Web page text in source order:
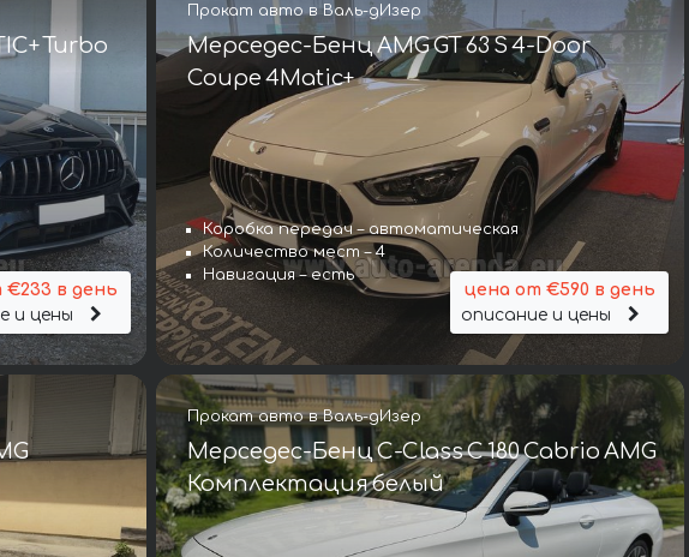
Turbo
в день
и цены
Прокат авто в Валь-дИзер
Мерседес-Бенц AMG GT 63 S 4-Door
Coupe 4Matic+
Коробка передач – автоматическая
Количество мест – 4
Навигация – есть
цена от €590 в день
описание и цены
Прокат авто в Валь-дИзер
Мерседес-Бенц C-Class C 180 Cabrio AMG
Комплектация белый